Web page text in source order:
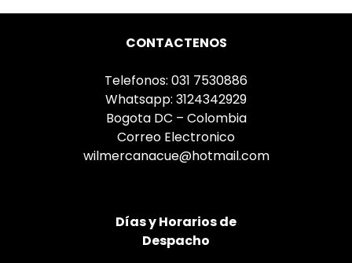
CONTACTENOS
Telefonos: 031 7530886
Whatsapp: 3124342929
Bogota DC – Colombia
Correo Electronico
wilmercanacue@hotmail.com
Díasy Horarios de
Despacho